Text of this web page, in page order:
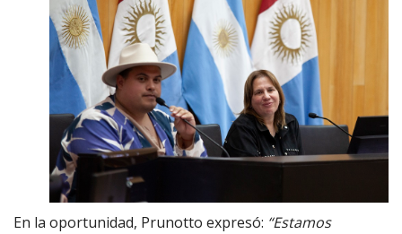
En la oportunidad, Prunotto expresó: “Estamos